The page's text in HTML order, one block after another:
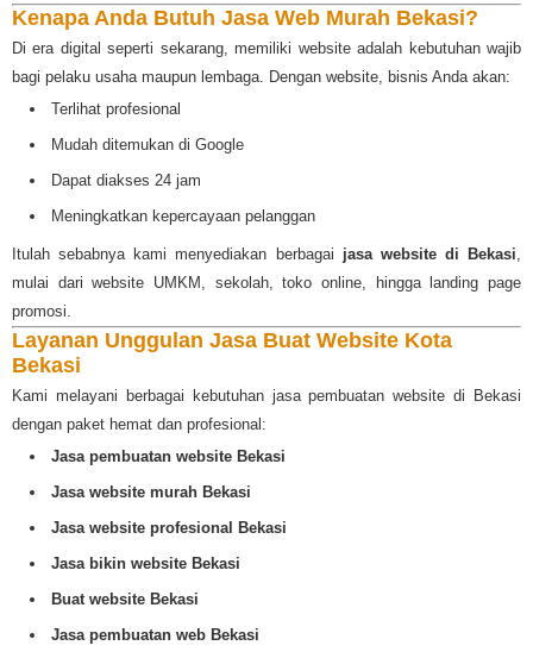
Kenapa Anda Butuh Jasa Web Murah Bekasi?
Di era digital seperti sekarang, memiliki website adalah kebutuhan wajib
bagi pelaku usaha maupun lembaga. Dengan website, bisnis Anda akan:
Terlihat profesional
Mudah ditemukan di Google
Dapat diakses 24 jam
Meningkatkan kepercayaan pelanggan
Itulah sebabnya kami menyediakan berbagai jasa website di Bekasi,
mulai dari website UMKM, sekolah, toko online, hingga landing page
promosi.
Layanan Unggulan Jasa Buat Website Kota
Bekasi
Kami melayani berbagai kebutuhan jasa pembuatan website di Bekasi
dengan paket hemat dan profesional:
Jasa pembuatan website Bekasi
Jasa website murah Bekasi
Jasa website profesional Bekasi
Jasa bikin website Bekasi
Buat website Bekasi
Jasa pembuatan web Bekasi